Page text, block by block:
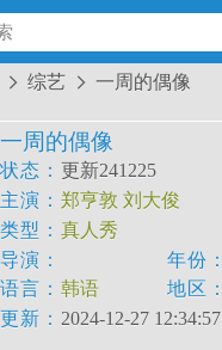
 综艺  一周的偶像
一周的偶像
状态： 更新241225
主演： 郑亨敦 刘大俊
类型： 真人秀
导演：
年份：
语言： 韩语 地区：
更新： 2024-12-27 12:34:57